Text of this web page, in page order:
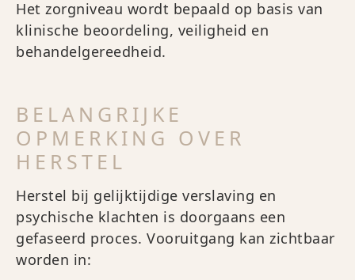
Het zorgniveau wordt bepaald op basis van
klinische beoordeling, veiligheid en
behandelgereedheid.
BELANGRIJKE
OPMERKING OVER
HERSTEL
Herstel bij gelijktijdige verslaving en
psychische klachten is doorgaans een
gefaseerd proces. Vooruitgang kan zichtbaar
worden in: